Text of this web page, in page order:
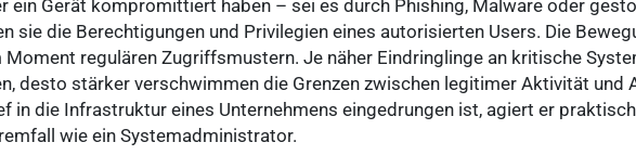
ein Gerät kompromittiert haben – sei es durch Phishing, Malware oder
sie die Berechtigungen und Privilegien eines autorisierten Users. Die
regulären Zugriffsmustern. Je näher Eindringlinge an kritische
desto stärker verschwimmen die Grenzen zwischen legitimer Aktivität und
in die Infrastruktur eines Unternehmens eingedrungen ist, agiert er
wie ein Systemadministrator.